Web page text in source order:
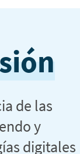
de las
y
digitales